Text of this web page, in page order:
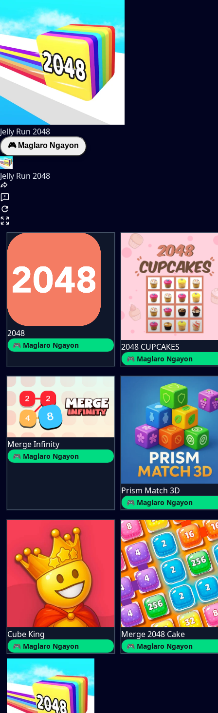
Jelly Run 2048
🎮 Maglaro Ngayon
Jelly Run 2048
2048
🎮 Maglaro Ngayon 2048 CUPCAKES
🎮 Maglaro Ngayon
Merge Infinity
🎮 Maglaro Ngayon
Prism Match 3D
🎮 Maglaro Ngayon
Cube King
🎮 Maglaro Ngayon
Merge 2048 Cake
🎮 Maglaro Ngayon